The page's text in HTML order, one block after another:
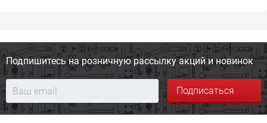
Подпишитесь на розничную рассылку акций и новинок
Подписаться